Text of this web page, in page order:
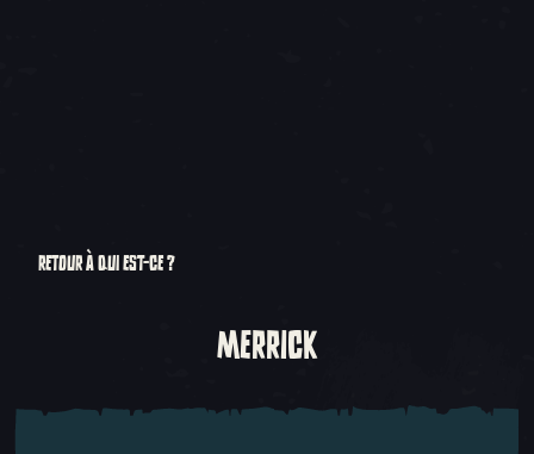
RETOUR À QUI EST-CE ?
MERRICK